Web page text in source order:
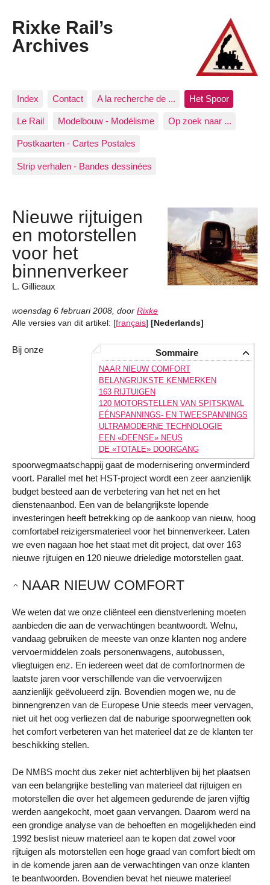
Rixke Rail’s
Archives
Index Contact A la recherche de ... Het Spoor
Le Rail Modelbouw - Modélisme Op zoek naar ...
Postkaarten - Cartes Postales
Strip verhalen - Bandes dessinées
Nieuwe rijtuigen
en motorstellen
voor het
binnenverkeer
L. Gillieaux
woensdag 6 februari 2008, door Rixke
Alle versies van dit artikel: [français] [Nederlands]
Sommaire
NAAR NIEUW COMFORT
BELANGRIJKSTE KENMERKEN
163 RIJTUIGEN
120 MOTORSTELLEN VAN SPITSKWAL
EÉNSPANNINGS- EN TWEESPANNINGS
ULTRAMODERNE TECHNOLOGIE
EEN «DEENSE» NEUS
DE «TOTALE» DOORGANG
Bij onze
spoorwegmaatschappij gaat de modernisering onverminderd
voort. Parallel met het HST-project wordt een zeer aanzienlijk
budget besteed aan de verbetering van het net en het
dienstenaanbod. Een van de belangrijkste lopende
investeringen heeft betrekking op de aankoop van nieuw, hoog
comfortabel reizigersmaterieel voor het binnenverkeer. Laten
we even nagaan hoe het staat met dit project, dat over 163
nieuwe rijtuigen en 120 nieuwe drieledige motorstellen gaat.
NAAR NIEUW COMFORT
We weten dat we onze cliënteel een dienstverlening moeten
aanbieden die aan de verwachtingen beantwoordt. Welnu,
vandaag gebruiken de meeste van onze klanten nog andere
vervoermiddelen zoals personenwagens, autobussen,
vliegtuigen enz. En iedereen weet dat de comfortnormen de
laatste jaren voor verschillende van die vervoerwijzen
aanzienlijk geëvolueerd zijn. Bovendien mogen we, nu de
binnengrenzen van de Europese Unie steeds meer vervagen,
niet uit het oog verliezen dat de naburige spoorwegnetten ook
het comfort verbeteren van het materieel dat ze de klanten ter
beschikking stellen.
De NMBS mocht dus zeker niet achterblijven bij het plaatsen
van een belangrijke bestelling van materieel dat rijtuigen en
motorstellen die over het algemeen gedurende de jaren vijftig
werden aangekocht, moet gaan vervangen. Daarom werd na
een grondige analyse van de behoeften en mogelijkheden eind
1992 beslist nieuw materieel aan te kopen dat zowel voor
rijtuigen als motorstellen een hoge graad van comfort biedt om
in de komende jaren aan de verwachtingen van onze klanten
te beantwoorden. Bovendien bevat het nieuwe materieel